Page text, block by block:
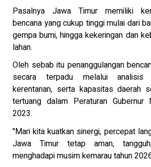
Pasalnya Jawa Timur memiliki
bencana yang cukup tinggi mulai dari
gempa bumi, hingga kekeringan dan
lahan.
Oleh sebab itu penanggulangan
secara terpadu melalui analisis
kerentanan, serta kapasitas daerah
tertuang dalam Peraturan Gubernur
2023.
"Mari kita kuatkan sinergi, percepat
Jawa Timur tetap aman,
menghadapi musim kemarau tahun